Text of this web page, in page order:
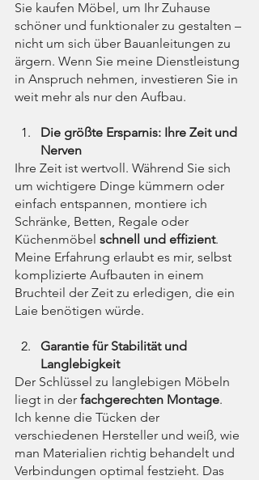
Sie kaufen Möbel, um Ihr Zuhause
schöner und funktionaler zu gestalten –
nicht um sich über Bauanleitungen zu
ärgern. Wenn Sie meine Dienstleistung
in Anspruch nehmen, investieren Sie in
weit mehr als nur den Aufbau.
Die größte Ersparnis: Ihre Zeit und
Nerven
Ihre Zeit ist wertvoll. Während Sie sich
um wichtigere Dinge kümmern oder
einfach entspannen, montiere ich
Schränke, Betten, Regale oder
Küchenmöbel schnell und effizient.
Meine Erfahrung erlaubt es mir, selbst
komplizierte Aufbauten in einem
Bruchteil der Zeit zu erledigen, die ein
Laie benötigen würde.
Garantie für Stabilität und
Langlebigkeit
Der Schlüssel zu langlebigen Möbeln
liegt in der fachgerechten Montage.
Ich kenne die Tücken der
verschiedenen Hersteller und weiß, wie
man Materialien richtig behandelt und
Verbindungen optimal festzieht. Das